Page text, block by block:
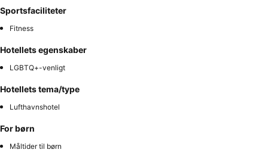
Sportsfaciliteter
Fitness
Hotellets egenskaber
LGBTQ+-venligt
Hotellets tema/type
Lufthavnshotel
For børn
Måltider til børn